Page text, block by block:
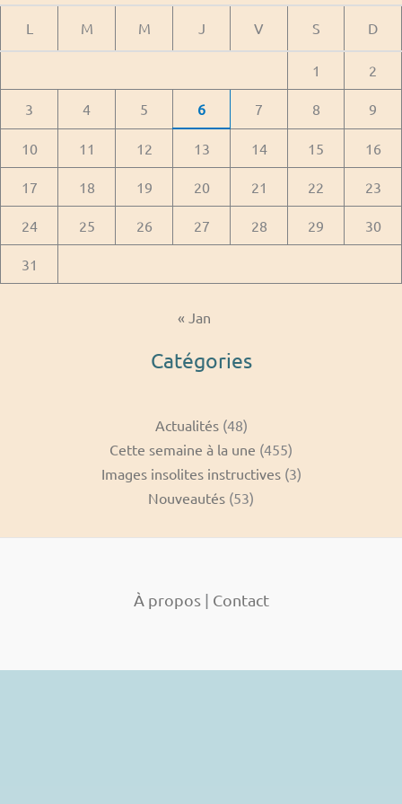
L M M J V S D
1 2
3 4 5 6 7 8 9
10 11 12 13 14 15 16
17 18 19 20 21 22 23
24 25 26 27 28 29 30
31
« Jan
Catégories
Actualités(48)
Cette semaine à la une (455)
Images insolites instructives(3)
Nouveautés (53)
À propos| Contact